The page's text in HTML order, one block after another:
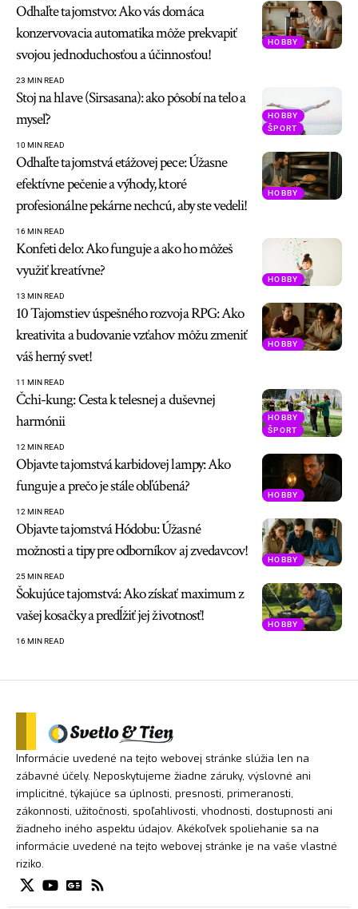
HOBBY
Odhaľte tajomstvo: Ako vás domáca
konzervovacia automatika môže prekvapiť
svojou jednoduchosťou a účinnosťou!
23 MIN READ
HOBBY
ŠPORT
Stoj na hlave (Sirsasana): ako pôsobí na telo a
myseľ?
10 MIN READ
HOBBY
Odhaľte tajomstvá etážovej pece: Úžasne
efektívne pečenie a výhody, ktoré
profesionálne pekárne nechcú, aby ste vedeli!
16 MIN READ
HOBBY
Konfeti delo: Ako funguje a ako ho môžeš
využiť kreatívne?
13 MIN READ
HOBBY
10 Tajomstiev úspešného rozvoja RPG: Ako
kreativita a budovanie vzťahov môžu zmeniť
váš herný svet!
11 MIN READ
HOBBY
ŠPORT
Čchi-kung: Cesta k telesnej a duševnej
harmónii
12 MIN READ
HOBBY
Objavte tajomstvá karbidovej lampy: Ako
funguje a prečo je stále obľúbená?
12 MIN READ
HOBBY
Objavte tajomstvá Hódobu: Úžasné
možnosti a tipy pre odborníkov aj zvedavcov!
25 MIN READ
HOBBY
Šokujúce tajomstvá: Ako získať maximum z
vašej kosačky a predĺžiť jej životnosť!
16 MIN READ
Informácie uvedené na tejto webovej stránke slúžia len na
zábavné účely. Neposkytujeme žiadne záruky, výslovné ani
implicitné, týkajúce sa úplnosti, presnosti, primeranosti,
zákonnosti, užitočnosti, spoľahlivosti, vhodnosti, dostupnosti ani
žiadneho iného aspektu údajov. Akékoľvek spoliehanie sa na
informácie uvedené na tejto webovej stránke je na vaše vlastné
riziko.